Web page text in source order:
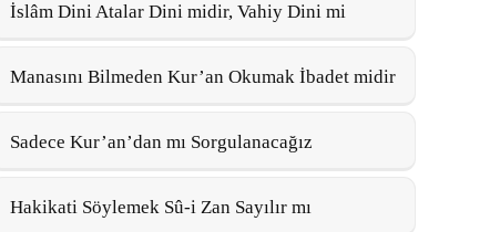
İslâm Dini Atalar Dini midir, Vahiy Dini mi
Manasını Bilmeden Kur’an Okumak İbadet midir
Sadece Kur’an’dan mı Sorgulanacağız
Hakikati Söylemek Sû-i Zan Sayılır mı